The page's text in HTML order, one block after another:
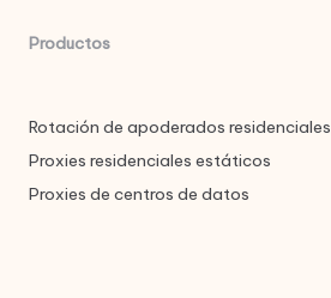
Productos
Rotación de apoderados residenciales
Proxies residenciales estáticos
Proxies de centros de datos